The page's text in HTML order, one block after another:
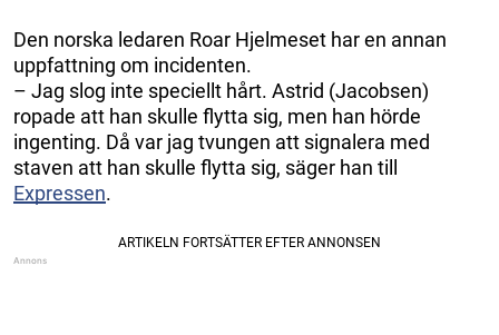
Den norska ledaren Roar Hjelmeset har en annan
uppfattning om incidenten.
– Jag slog inte speciellt hårt. Astrid (Jacobsen)
ropade att han skulle flytta sig, men han hörde
ingenting. Då var jag tvungen att signalera med
staven att han skulle flytta sig, säger han till
Expressen.